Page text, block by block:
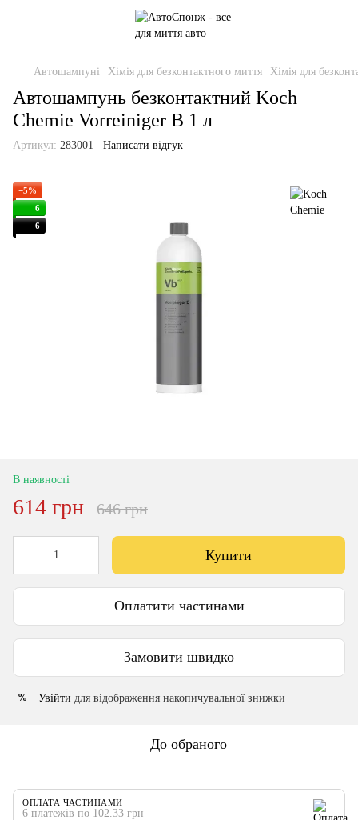
Автошампуні Хімія для безконтактного миття Хімія для
Автошампунь безконтактний Koch
Chemie Vorreiniger В 1 л
Артикул: 283001 Написати відгук
−5%
6
6
В наявності
614 грн 646 грн
Купити
Оплатити частинами
Замовити швидко
% Увійти для відображення накопичувальної знижки
До обраного
ОПЛАТА ЧАСТИНАМИ
6 платежів по 102.33 грн